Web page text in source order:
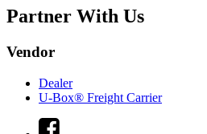
Partner With Us
Vendor
Dealer
U-Box® Freight Carrier